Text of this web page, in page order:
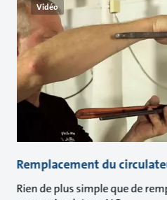
Vidéo
Remplacement du
Rien de plus simple que de